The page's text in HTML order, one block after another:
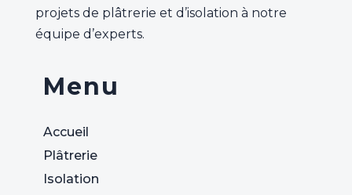
projets de plâtrerie et d’isolation à notre
équipe d’experts.
Menu
Accueil
Plâtrerie
Isolation